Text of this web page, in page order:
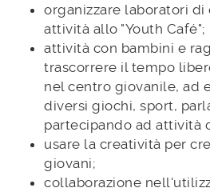
organizzare laboratori di
attività allo "Youth Café";
attività con bambini e
trascorrere il tempo
nel centro giovanile, ad
diversi giochi, sport,
partecipando ad attività
usare la creatività per
giovani;
collaborazione